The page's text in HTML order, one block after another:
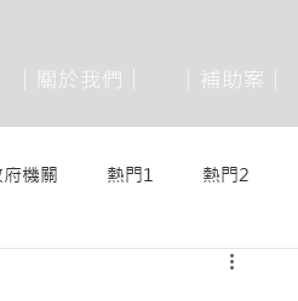
│關於我們│ │補助案│
府機關 熱門1 熱門2